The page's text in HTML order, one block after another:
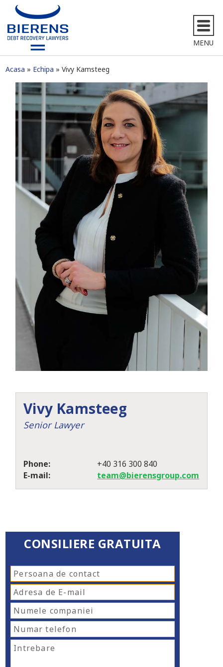
MENU
Acasa Echipa Vivy Kamsteeg
Vivy Kamsteeg
Senior Lawyer
Phone:
+40 316 300 840
E-mail:
team@bierensgroup.com
CONSILIERE GRATUITA